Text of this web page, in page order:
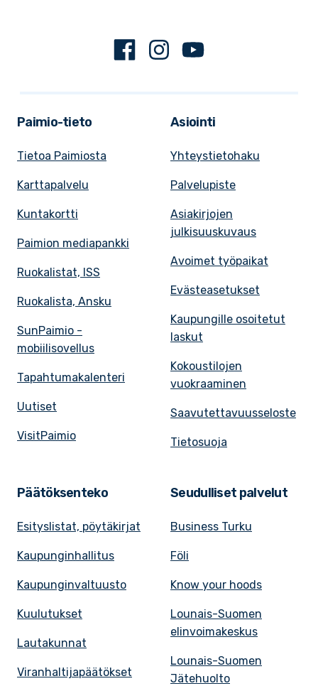
FacebookInstagram
Paimio-tieto
Tietoa Paimiosta
Karttapalvelu
Kuntakortti
Paimion mediapankki
Ruokalistat, ISS
Ruokalista, Ansku
SunPaimio -
mobiilisovellus
Tapahtumakalenteri
Uutiset
VisitPaimio
Asiointi
Yhteystietohaku
Palvelupiste
Asiakirjojen
julkisuuskuvaus
Avoimet työpaikat
Evästeasetukset
Kaupungille osoitetut
laskut
Kokoustilojen
vuokraaminen
Saavutettavuusseloste
Tietosuoja
Päätöksenteko
Esityslistat, pöytäkirjat
Kaupunginhallitus
Kaupunginvaltuusto
Kuulutukset
Lautakunnat
Viranhaltijapäätökset
Seudulliset palvelut
Business Turku
Föli
Know your hoods
Lounais-Suomen
elinvoimakeskus
Lounais-Suomen
Jätehuolto